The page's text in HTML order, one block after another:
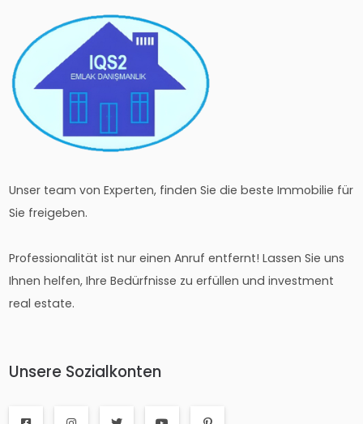
Unser team von Experten, finden Sie die beste Immobilie für
Sie freigeben.
Professionalität ist nur einen Anruf entfernt! Lassen Sie uns
Ihnen helfen, Ihre Bedürfnisse zu erfüllen und investment
real estate.
Unsere Sozialkonten